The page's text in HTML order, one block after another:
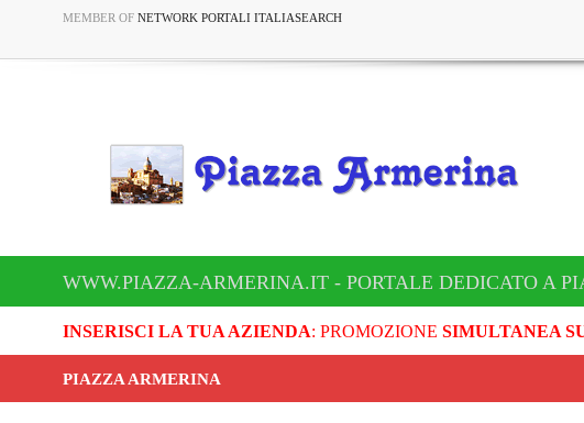
MEMBER OF NETWORK PORTALI ITALIASEARCH
WWW.PIAZZA-ARMERINA.IT - PORTALE DEDICATO A
INSERISCI LA TUA AZIENDA: PROMOZIONE SIMULTANEA
PIAZZA ARMERINA